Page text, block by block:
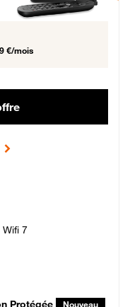
€/mois
Wifi 7
Protégée Nouveau